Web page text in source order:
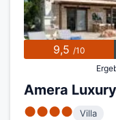
9,5 /10
Amera
●●●●
Villa